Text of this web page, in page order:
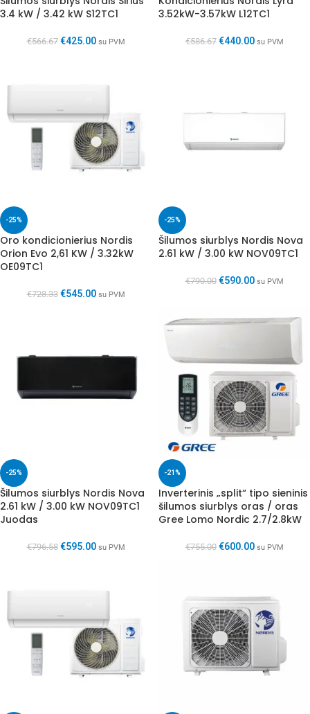
3.4 kW / 3.42 kW S12TC1
€566.67 €425.00 su PVM
3.52kW-3.57kW L12TC1
€586.67 €440.00 su PVM
-25%
Oro kondicionierius Nordis
Orion Evo 2,61 KW / 3.32kW
OE09TC1
€728.33 €545.00 su PVM
-25%
Šilumos siurblys Nordis Nova
2.61 kW / 3.00 kW NOV09TC1
€790.00 €590.00 su PVM
-25%
Šilumos siurblys Nordis Nova
2.61 kW / 3.00 kW NOV09TC1
Juodas
€796.58 €595.00 su PVM
-21%
Inverterinis „split“ tipo sieninis
šilumos siurblys oras / oras
Gree Lomo Nordic 2.7/2.8kW
€755.00 €600.00 su PVM